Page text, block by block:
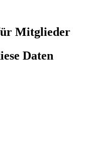
Mitglieder
Daten